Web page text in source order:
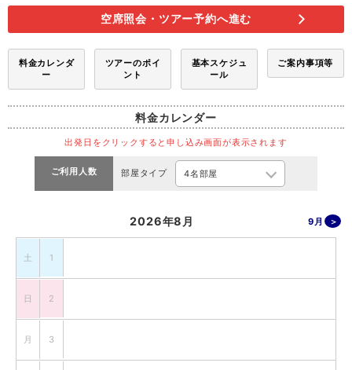
空席照会・ツアー予約へ進む
料金カレンダ
ー
ツアーのポイ
ント
基本スケジュ
ール
ご案内事項等
料金カレンダー
出発日をクリックすると申し込み画面が表示されます
ご利用人数 部屋タイプ
2026年8月 9月
土 1
日 2
月 3